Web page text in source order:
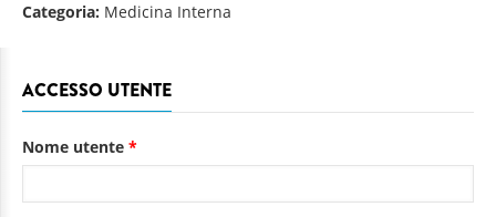
Categoria: Medicina Interna
ACCESSO UTENTE
Nome utente *